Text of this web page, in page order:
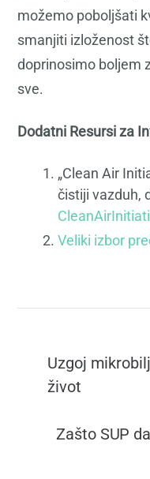
možemo poboljšati
smanjiti izloženost
doprinosimo boljem
sve.
Dodatni Resursi za
„Clean Air
čistiji vazduh,
Veliki izbor
Uzgoj
život
Zašto SUP